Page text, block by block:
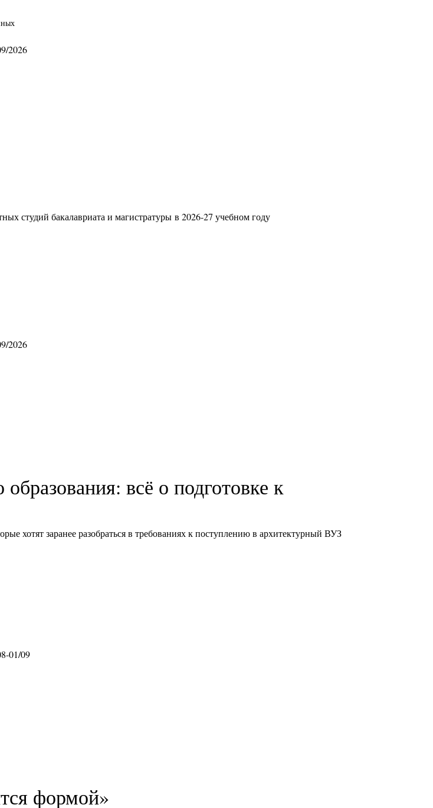
2026
студий бакалавриата и магистратуры в 2026-27 учебном году
2026
всё о подготовке к
хотят заранее разобраться в требованиях к поступлению в архитектурный ВУЗ
01/09
формой»